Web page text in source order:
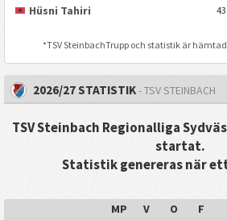
Hüsni Tahiri 43
*TSV SteinbachTrupp och statistik är
2026/27 STATISTIK- TSV STEINBACH
TSV Steinbach Regionalliga
startat.
Statistik genereras när
MP V O F